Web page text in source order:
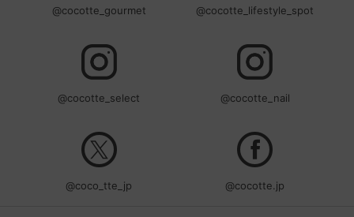
@cocotte_gourmet @cocotte_lifestyle_spot
@cocotte_select @cocotte_nail
@coco_tte_jp @cocotte.jp